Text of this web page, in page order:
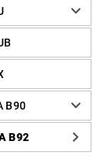
B90
B92